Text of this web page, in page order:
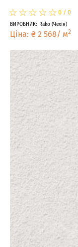
☆
★☆
★☆
★☆
★☆
★ 0 / 0
ВИРОБНИК: Rako (Чехія)
Ціна: ₴ 2 568/ м2